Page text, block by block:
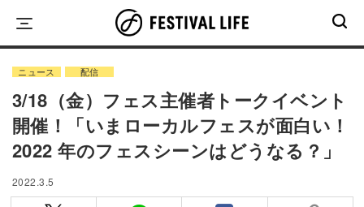
content
ニュース 配信
3/18（金）フェス主催者トークイベント
開催！「いまローカルフェスが面白い！
2022 年のフェスシーンはどうなる？」
2022.3.5